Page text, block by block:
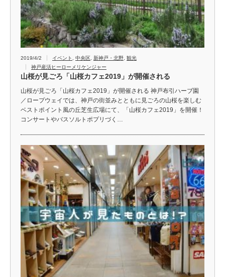
2019/4/2 イベント 中央区 新神戸・北野 観光
神戸産活ヒーローメリケンジャー
山桜が見ごろ「山桜カフェ2019」が開催される
山桜が見ごろ「山桜カフェ2019」が開催される 神戸布引ハーブ園
／ロープウェイでは、神戸の街並みとともに見ごろの山桜を楽しむ
ベストポイント風の丘芝生広場にて、「山桜カフェ2019」を開催！
コンサートやバスソルトポプリづく…